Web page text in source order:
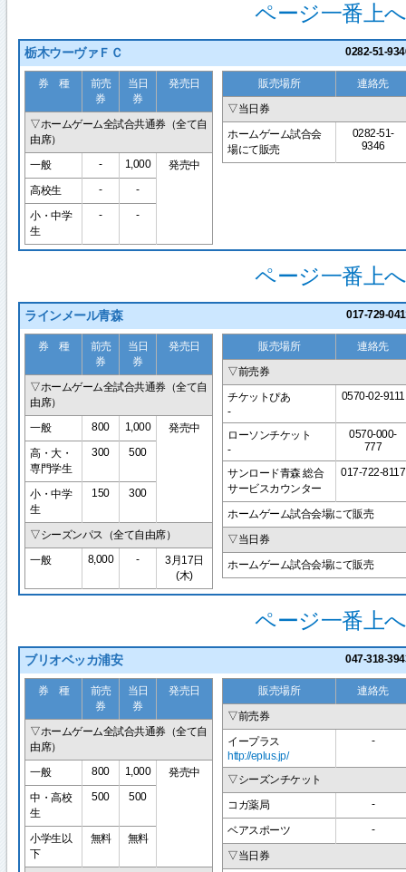
ページ一番上
栃木ウーヴァＦＣ 0282-51-
券 種
前売
券
当日
券
発売日
▽ホームゲーム全試合共通券（全て自
由席）
一般
- 1,000
発売中
高校生
- -
小・中学
生
- -
販売場所
連絡先
▽当日券
ホームゲーム試合会
場にて販売
0282-51-
9346
ページ一番上
ラインメール青森 017-729-
券 種
前売
券
当日
券
発売日
▽ホームゲーム全試合共通券（全て自
由席）
一般
800 1,000
発売中
高・大・
専門学生
300 500
小・中学
生
150 300
▽シーズンパス（全て自由席）
一般
8,000 -
3月17日
(木)
販売場所
連絡先
▽前売券
チケットぴあ
-
0570-02-9111
ローソンチケット
-
0570-000-
777
サンロード青森 総合
サービスカウンター
017-722-8117
ホームゲーム試合会場にて販売
▽当日券
ホームゲーム試合会場にて販売
ページ一番上
ブリオベッカ浦安 047-318-
券 種
前売
券
当日
券
発売日
▽ホームゲーム全試合共通券（全て自
由席）
一般
800 1,000
発売中
中・高校
生
500 500
小学生以
下
無料 無料
販売場所
連絡先
▽前売券
イープラス
http://eplus.jp/
-
▽シーズンチケット
コガ薬局
-
ベアスポーツ -
▽当日券